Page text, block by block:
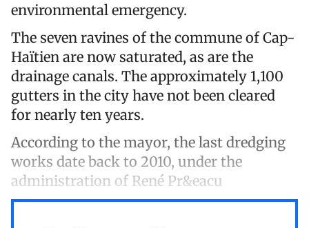
environmental emergency.
The seven ravines of the commune of Cap-
Haïtien are now saturated, as are the
drainage canals. The approximately 1,100
gutters in the city have not been cleared
for nearly ten years.
According to the mayor, the last dredging
works date back to 2010, under the
administration of René Pr&eacu